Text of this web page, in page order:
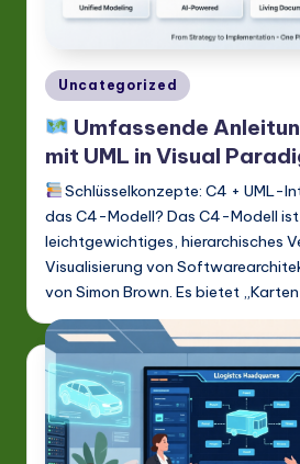
r
m
a
n
-
L
a
t
e
t
Posted
in
Uncategorized
Umfassende
mit UML in Visual
Schlüsselkonzepte: C4 + UML-
das C4-Modell? Das C4-Modell ist
leichtgewichtiges, hierarchisches
Visualisierung von
von Simon Brown. Es bietet „Karten